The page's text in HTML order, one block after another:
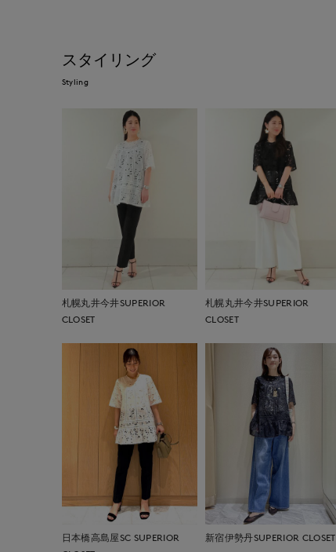
スタイリング
Styling
札幌丸井今井SUPERIOR
CLOSET
札幌丸井今井SUPERIOR
CLOSET
日本橋高島屋SC SUPERIOR
新宿伊勢丹SUPERIOR CLOSET